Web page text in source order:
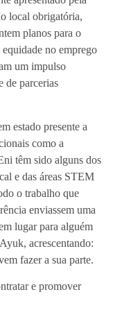
local obrigatória,
planos para o
no emprego
um impulso
de parcerias
estado presente a
como a
têm sido alguns dos
e das áreas STEM
o trabalho que
enviassem uma
lugar para alguém
acrescentando:
fazer a sua parte.
e promover